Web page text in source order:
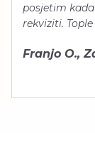
posjetim
rekviziti.
Franjo O.,